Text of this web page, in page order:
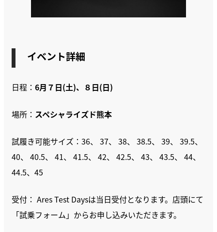
イベント詳細
日程： 6月７日(土)、８日(日)
場所： スペシャライズド熊本
試履き可能サイズ：36、 37、 38、 38.5、 39、 39.5、
40、 40.5、 41、 41.5、 42、 42.5、 43、 43.5、 44、
44.5、45
受付： Ares Test Daysは当日受付となります。店頭にて
「試乗フォーム」からお申し込みいただきます。